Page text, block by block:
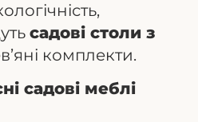
садові столи з
комплекти.
садові меблі